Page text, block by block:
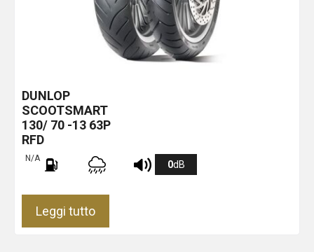
DUNLOP
SCOOTSMART
130/ 70 -13 63P
RFD
N/A
0dB
Leggi tutto